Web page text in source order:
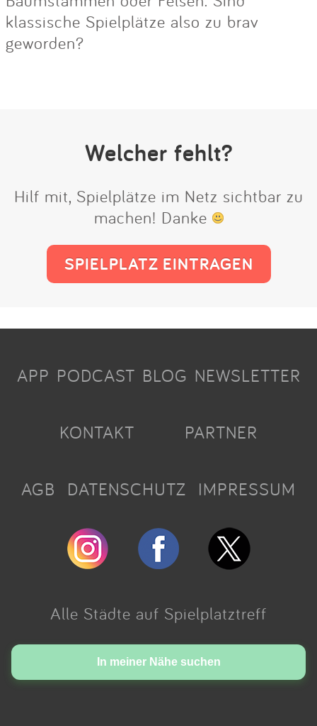
klassische Spielplätze also zu brav
geworden?
Welcher fehlt?
Hilf mit, Spielplätze im Netz sichtbar zu
machen! Danke
SPIELPLATZ EINTRAGEN
In meiner Nähe suchen
APP PODCAST BLOG NEWSLETTER
KONTAKT PARTNER
AGB DATENSCHUTZ IMPRESSUM
Alle Städte auf Spielplatztreff
Made with love in Cologne.